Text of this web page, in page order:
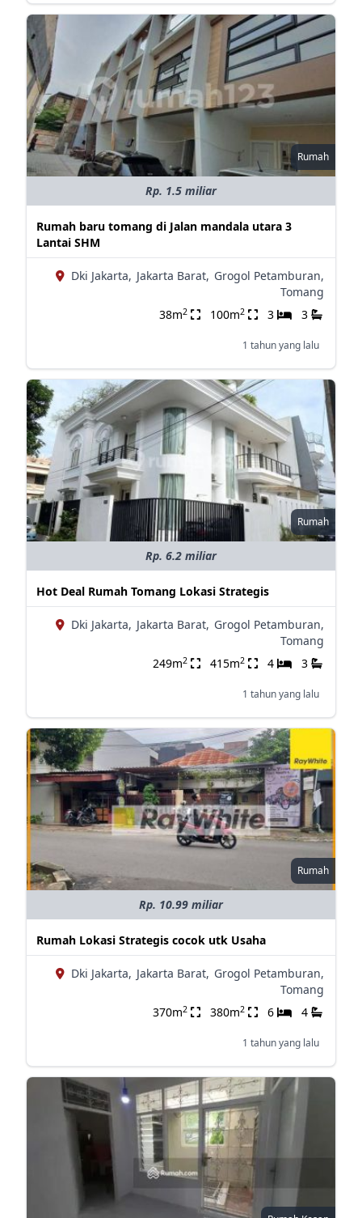
Rumah
Rp. 1.5 miliar
Rumah baru tomang di Jalan mandala utara 3
Lantai SHM
Dki Jakarta, Jakarta Barat, Grogol Petamburan,
Tomang
38m2 100m2 3 3
1 tahun yang lalu
Rumah
Rp. 6.2 miliar
Hot Deal Rumah Tomang Lokasi Strategis
Dki Jakarta, Jakarta Barat, Grogol Petamburan,
Tomang
249m2 415m2 4 3
1 tahun yang lalu
Rumah
Rp. 10.99 miliar
Rumah Lokasi Strategis cocok utk Usaha
Dki Jakarta, Jakarta Barat, Grogol Petamburan,
Tomang
370m2 380m2 6 4
1 tahun yang lalu